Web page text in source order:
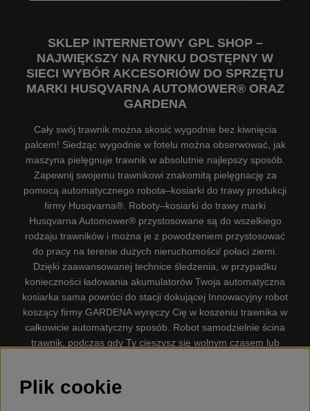
SKLEP INTERNETOWY GPL SHOP –
NAJWIĘKSZY NA RYNKU DOSTĘPNY W
SIECI WYBÓR AKCESORIÓW DO SPRZĘTU
MARKI HUSQVARNA AUTOMOWER® ORAZ
GARDENA
Cały swój trawnik można skosić wygodnie bez kiwnięcia
palcem! Siedząc wygodnie w fotelu można obserwować, jak
maszyna pielęgnuje trawnik w absolutnie najlepszy sposób.
Zapewnij swojemu trawnikowi znakomitą pielęgnację za
pomocą automatycznego robota–kosiarki do trawy produkcji
firmy Husqvarna®. Roboty–kosiarki do trawy marki
Husqvarna Automower® przystosowane są do wszelkiego
rodzaju trawników i można je z powodzeniem przystosować
do pracy na terenie dużych nieruchomości/ połaci ziemi.
Dzięki zaawansowanej technice śledzenia, w przypadku
konieczności ładowania akumulatorów Twoja automatyczna
kosiarka sama powróci do stacji dokującej Innowacyjny robot
koszący firmy GARDENA wyręczy Cię w koszeniu trawnika w
całkowicie automatyczny sposób. Robot samodzielnie ścina
trawnik, podczas gdy Ty cieszysz się wolnym czasem lub
dostępną na rynku. Firma nasza dysponuje. Gplshop
Plik cookie